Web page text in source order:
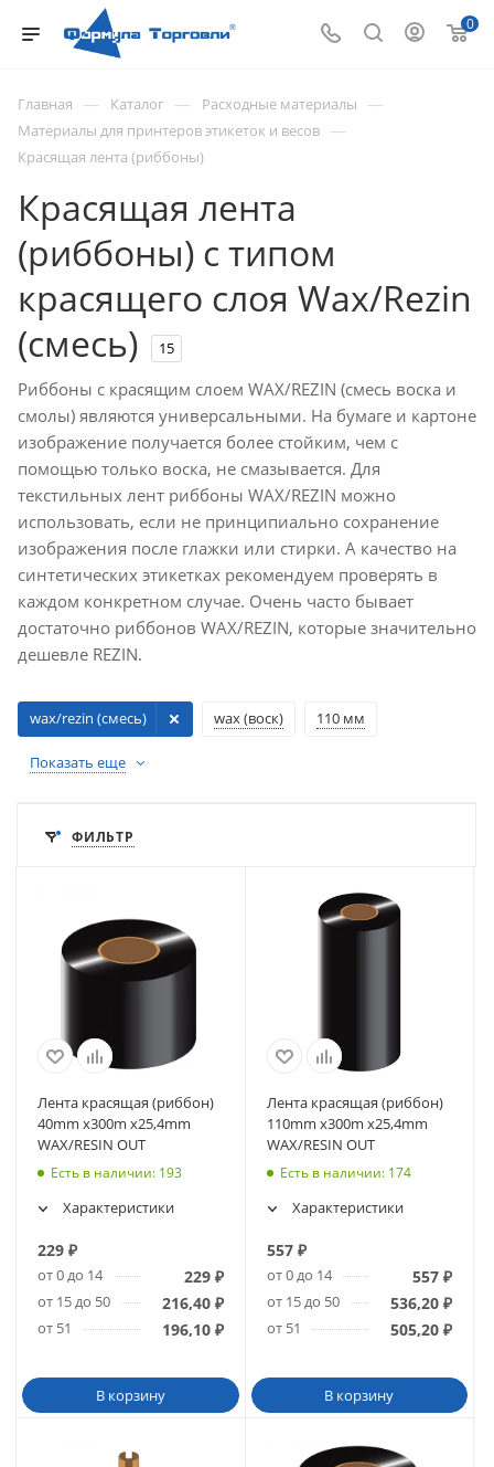
0
Главная — Каталог — Расходные материалы —
Материалы для принтеров этикеток и весов —
Красящая лента (риббоны)
Красящая лента
(риббоны) с типом
красящего слоя Wax/Rezin
(смесь)
15
Риббоны с красящим слоем WAX/REZIN (смесь воска и
смолы) являются универсальными. На бумаге и картоне
изображение получается более стойким, чем с
помощью только воска, не смазывается. Для
текстильных лент риббоны WAX/REZIN можно
использовать, если не принципиально сохранение
изображения после глажки или стирки. А качество на
синтетических этикетках рекомендуем проверять в
каждом конкретном случае. Очень часто бывает
достаточно риббонов WAX/REZIN, которые значительно
дешевле REZIN.
wax (воск)
wax/rezin (смесь) 110 мм
Показать еще
ФИЛЬТР
Лента красящая (риббон)
40mm x300m х25,4mm
WAX/RESIN OUT
Есть в наличии: 193
Характеристики
229 ₽
от 0 до 14 229₽
от 15 до 50 216,40₽
от 51 196,10₽
В корзину
Лента красящая (риббон)
110mm x300m х25,4mm
WAX/RESIN OUT
Есть в наличии: 174
Характеристики
557₽
от 0 до 14 557 ₽
от 15 до 50 536,20 ₽
от 51 505,20 ₽
В корзину